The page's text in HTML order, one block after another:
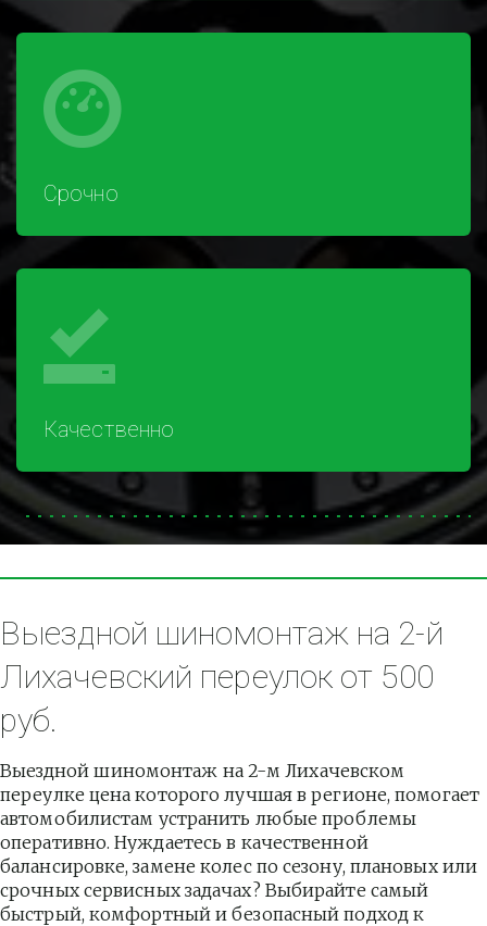
Срочно
Качественно
Выездной шиномонтаж на 2-й
Лихачевский переулок от 500
руб.
Выездной шиномонтаж на 2-м Лихачевском
переулке цена которого лучшая в регионе, помогает
автомобилистам устранить любые проблемы
оперативно. Нуждаетесь в качественной
балансировке, замене колес по сезону, плановых или
срочных сервисных задачах? Выбирайте самый
быстрый, комфортный и безопасный подход к